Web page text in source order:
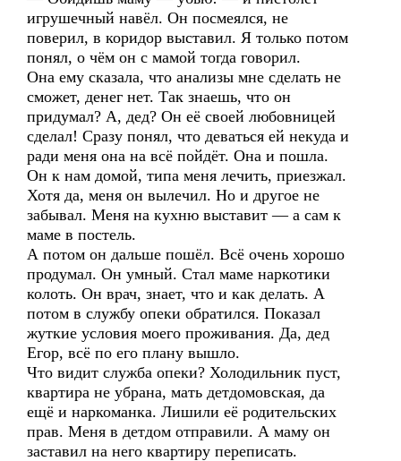
игрушечный навёл. Он посмеялся, не
поверил, в коридор выставил. Я только потом
понял, о чём он с мамой тогда говорил.
Она ему сказала, что анализы мне сделать не
сможет, денег нет. Так знаешь, что он
придумал? А, дед? Он её своей любовницей
сделал! Сразу понял, что деваться ей некуда и
ради меня она на всё пойдёт. Она и пошла.
Он к нам домой, типа меня лечить, приезжал.
Хотя да, меня он вылечил. Но и другое не
забывал. Меня на кухню выставит — а сам к
маме в постель.
А потом он дальше пошёл. Всё очень хорошо
продумал. Он умный. Стал маме наркотики
колоть. Он врач, знает, что и как делать. А
потом в службу опеки обратился. Показал
жуткие условия моего проживания. Да, дед
Егор, всё по его плану вышло.
Что видит служба опеки? Холодильник пуст,
квартира не убрана, мать детдомовская, да
ещё и наркоманка. Лишили её родительских
прав. Меня в детдом отправили. А маму он
заставил на него квартиру переписать.